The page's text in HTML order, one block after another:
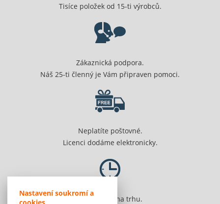
Nastavení soukromí a
Tisíce položek od 15-ti výrobců.
Zákaznická podpora.
Náš 25-ti členný je Vám připraven pomoci.
Neplatíte poštovné.
Licenci dodáme elektronicky.
Jsme 20 let na trhu.